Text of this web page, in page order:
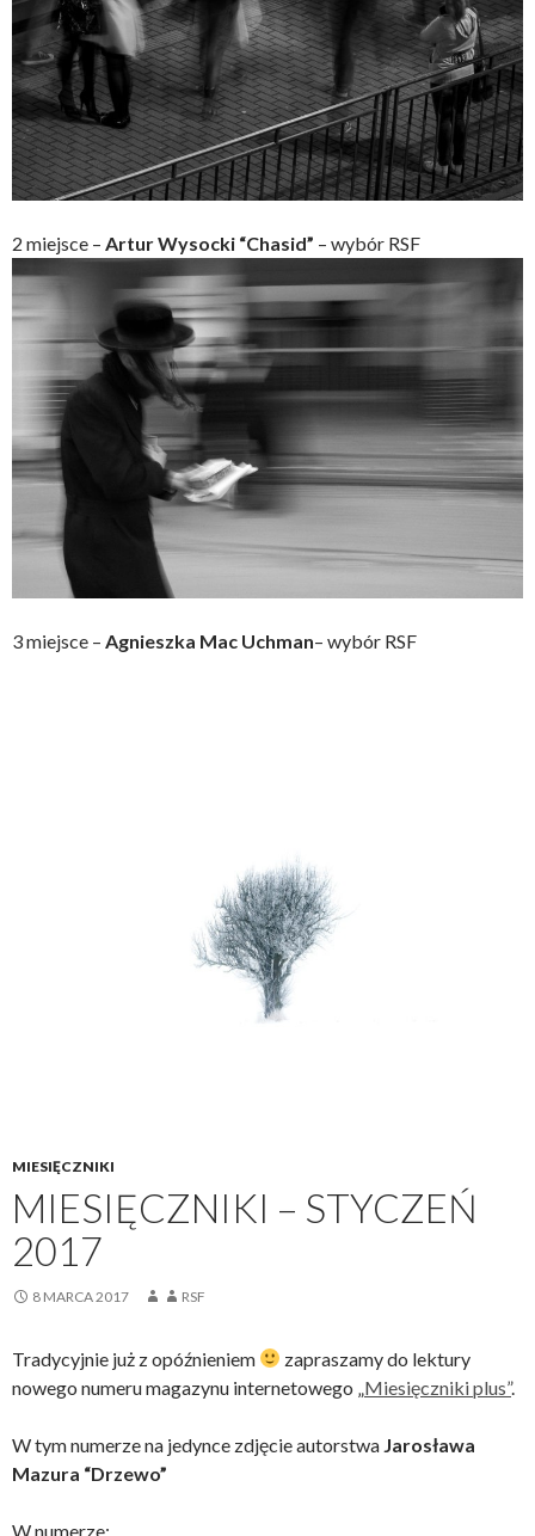
2 miejsce – Artur Wysocki “Chasid” – wybór RSF
3 miejsce – Agnieszka Mac Uchman– wybór RSF
MIESIĘCZNIKI
MIESIĘCZNIKI – STYCZEŃ
2017
8 MARCA 2017 RSF
Tradycyjnie już z opóźnieniem
zapraszamy do lektury
nowego numeru magazynu internetowego „ Miesięczniki plus”.
W tym numerze na jedynce zdjęcie autorstwa Jarosława
Mazura “Drzewo”
W numerze: